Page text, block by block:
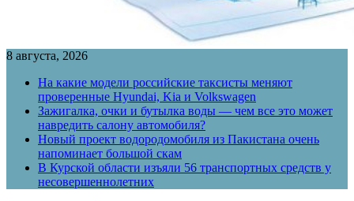
8 августа, 2026
На какие модели российские таксисты меняют
проверенные Hyundai, Kia и Volkswagen
Зажигалка, очки и бутылка воды — чем все это может
навредить салону автомобиля?
Новый проект водородомобиля из Пакистана очень
напоминает большой скам
В Курской области изъяли 56 транспортных средств у
несовершеннолетних